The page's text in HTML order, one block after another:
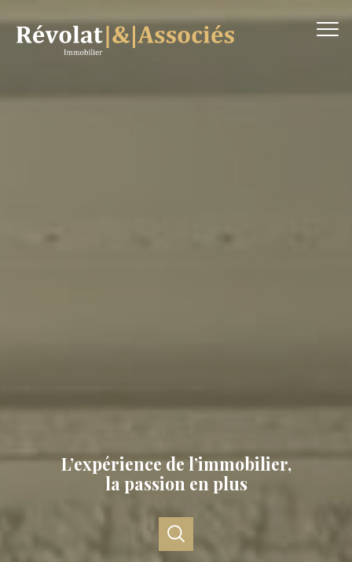
L’expérience de l’immobilier,
la passion en plus